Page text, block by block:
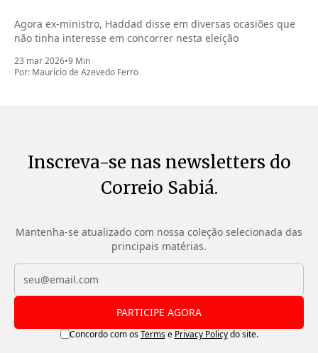
Agora ex-ministro, Haddad disse em diversas ocasiões que
não tinha interesse em concorrer nesta eleição
23 mar 2026•9 Min
Por: Maurício de Azevedo Ferro
Inscreva-se nas newsletters do
Correio Sabiá.
Mantenha-se atualizado com nossa coleção selecionada das
principais matérias.
PARTICIPE AGORA
Concordo com osTermse Privacy Policydo site.